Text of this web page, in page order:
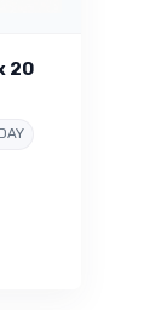
20